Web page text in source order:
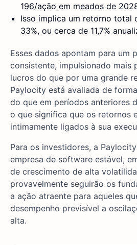
196/ação em meados de
Isso implica um retorno total
33%, ou cerca de 11,7%
Esses dados apontam para um
consistente, impulsionado mais
lucros do que por uma grande
Paylocity está avaliada de
do que em períodos anteriores
o que significa que os retornos
intimamente ligados à sua
Para os investidores, a
empresa de software estável,
de crescimento de alta
provavelmente seguirão os
a ação atraente para aqueles
desempenho previsível a
alta.